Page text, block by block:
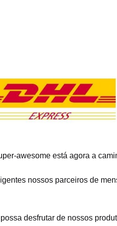
awesome está agora a
nossos parceiros de
desfrutar de nossos